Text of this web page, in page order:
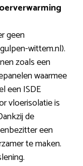
geen
wittem.nl).
zoals een
waarmee
een ISDE
vloerisolatie is
de
een
te maken.